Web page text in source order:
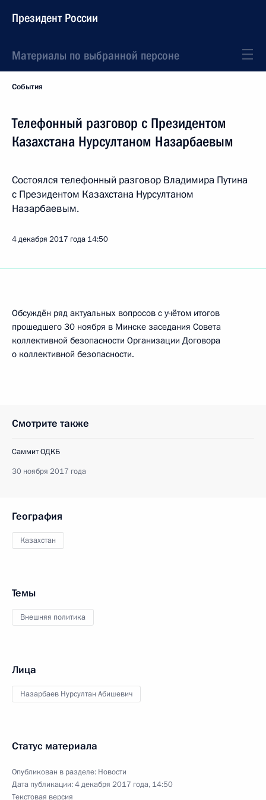
Президент России
Материалы по выбранной персоне
События
Телефонный разговор с Президентом
Казахстана Нурсултаном Назарбаевым
Состоялся телефонный разговор Владимира Путина
с Президентом Казахстана Нурсултаном
Назарбаевым.
4 декабря 2017 года 14:50
Обсуждён ряд актуальных вопросов с учётом итогов
прошедшего 30 ноября в Минске заседания Совета
коллективной безопасности Организации Договора
о коллективной безопасности.
Смотрите также
Саммит ОДКБ
30 ноября 2017 года
География
Казахстан
Темы
Внешняя политика
Лица
Назарбаев Нурсултан Абишевич
Статус материала
Опубликован в разделе: Новости
Дата публикации:4 декабря 2017 года, 14:50
Текстовая версия